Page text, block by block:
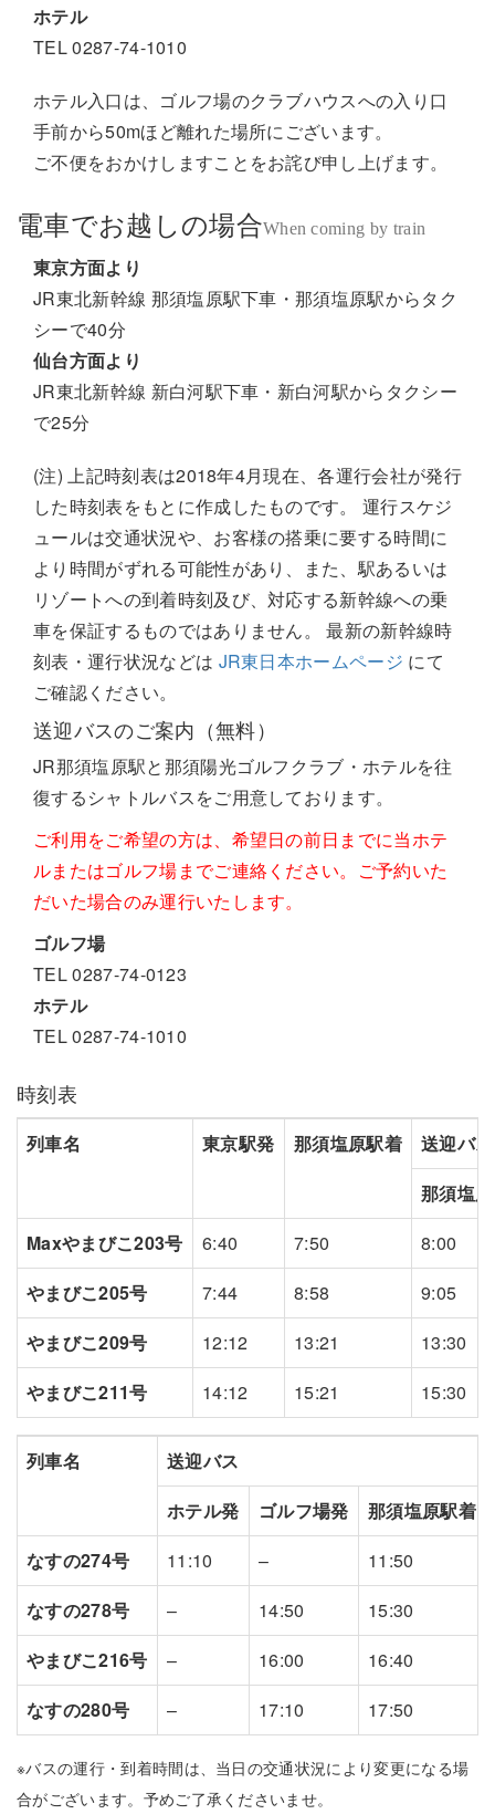
ホテル
TEL 0287-74-1010
ホテル入口は、ゴルフ場のクラブハウスへの入り口
手前から50mほど離れた場所にございます。
ご不便をおかけしますことをお詫び申し上げます。
電車でお越しの場合When coming by train
東京方面より
JR東北新幹線 那須塩原駅下車・那須塩原駅からタク
シーで40分
仙台方面より
JR東北新幹線 新白河駅下車・新白河駅からタクシー
で25分
(注) 上記時刻表は2018年4月現在、各運行会社が発行
した時刻表をもとに作成したものです。 運行スケジ
ュールは交通状況や、お客様の搭乗に要する時間に
より時間がずれる可能性があり、また、駅あるいは
リゾートへの到着時刻及び、対応する新幹線への乗
車を保証するものではありません。 最新の新幹線時
刻表・運行状況などは JR東日本ホームページ にて
ご確認ください。
送迎バスのご案内（無料）
JR那須塩原駅と那須陽光ゴルフクラブ・ホテルを往
復するシャトルバスをご用意しております。
ご利用をご希望の方は、希望日の前日までに当ホテ
ルまたはゴルフ場までご連絡ください。ご予約いた
だいた場合のみ運行いたします。
ゴルフ場
TEL 0287-74-0123
ホテル
TEL 0287-74-1010
時刻表
列車名 東京駅発 那須塩原駅着
送迎バス
那須塩
Maxやまびこ203号
6:40 7:50
8:00
やまびこ205号
7:44 8:58
9:05
やまびこ209号
12:12 13:21
13:30
やまびこ211号
14:12 15:21 15:30
列車名
送迎バス
ホテル発
ゴルフ場発
那須塩原駅着
なすの274号
11:10 –
11:50
なすの278号
– 14:50
15:30
やまびこ216号
– 16:00
16:40
なすの280号
– 17:10 17:50
※バスの運行・到着時間は、当日の交通状況により変更になる場
合がございます。予めご了承くださいませ。